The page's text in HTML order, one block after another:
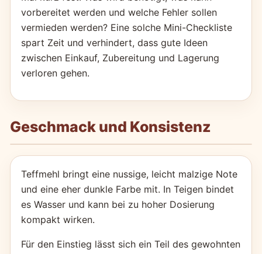
vorbereitet werden und welche Fehler sollen
vermieden werden? Eine solche Mini-Checkliste
spart Zeit und verhindert, dass gute Ideen
zwischen Einkauf, Zubereitung und Lagerung
verloren gehen.
Geschmack und Konsistenz
Teffmehl bringt eine nussige, leicht malzige Note
und eine eher dunkle Farbe mit. In Teigen bindet
es Wasser und kann bei zu hoher Dosierung
kompakt wirken.
Für den Einstieg lässt sich ein Teil des gewohnten